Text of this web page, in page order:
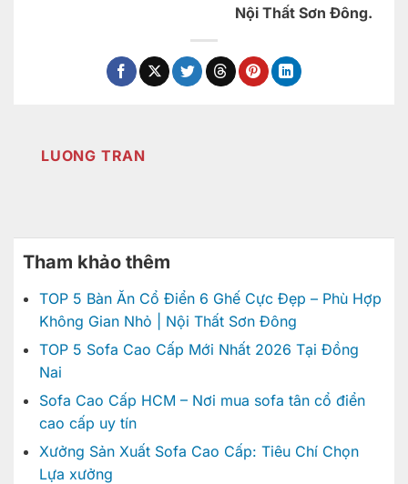
Nội Thất Sơn Đông.
LUONG TRAN
Tham khảo thêm
TOP 5 Bàn Ăn Cổ Điển 6 Ghế Cực Đẹp – Phù Hợp
Không Gian Nhỏ | Nội Thất Sơn Đông
TOP 5 Sofa Cao Cấp Mới Nhất 2026 Tại Đồng
Nai
Sofa Cao Cấp HCM – Nơi mua sofa tân cổ điển
cao cấp uy tín
Xưởng Sản Xuất Sofa Cao Cấp: Tiêu Chí Chọn
Lựa xưởng